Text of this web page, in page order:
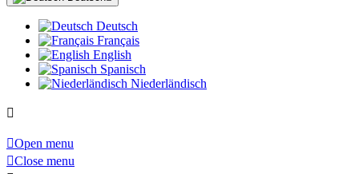
Deutsch
Français
English
Spanisch
Niederländisch

Open menu
Close menu